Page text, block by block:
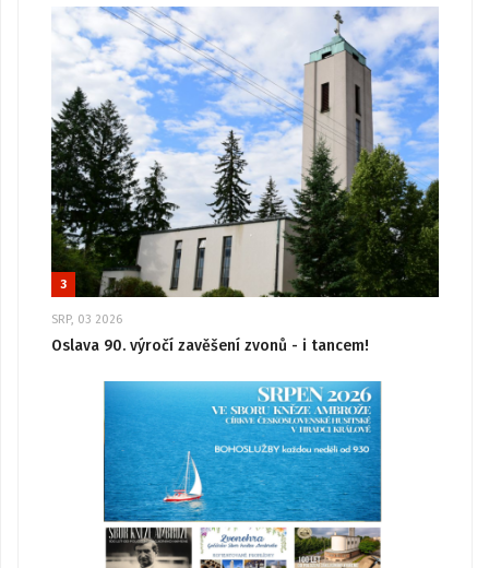
3
SRP, 03 2026
Oslava 90. výročí zavěšení zvonů - i tancem!